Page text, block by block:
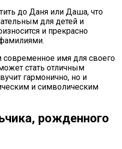
до Даня или Даша, что
для детей и
и прекрасно
современное имя для своего
стать отличным
гармонично, но и
и символическим
рожденного